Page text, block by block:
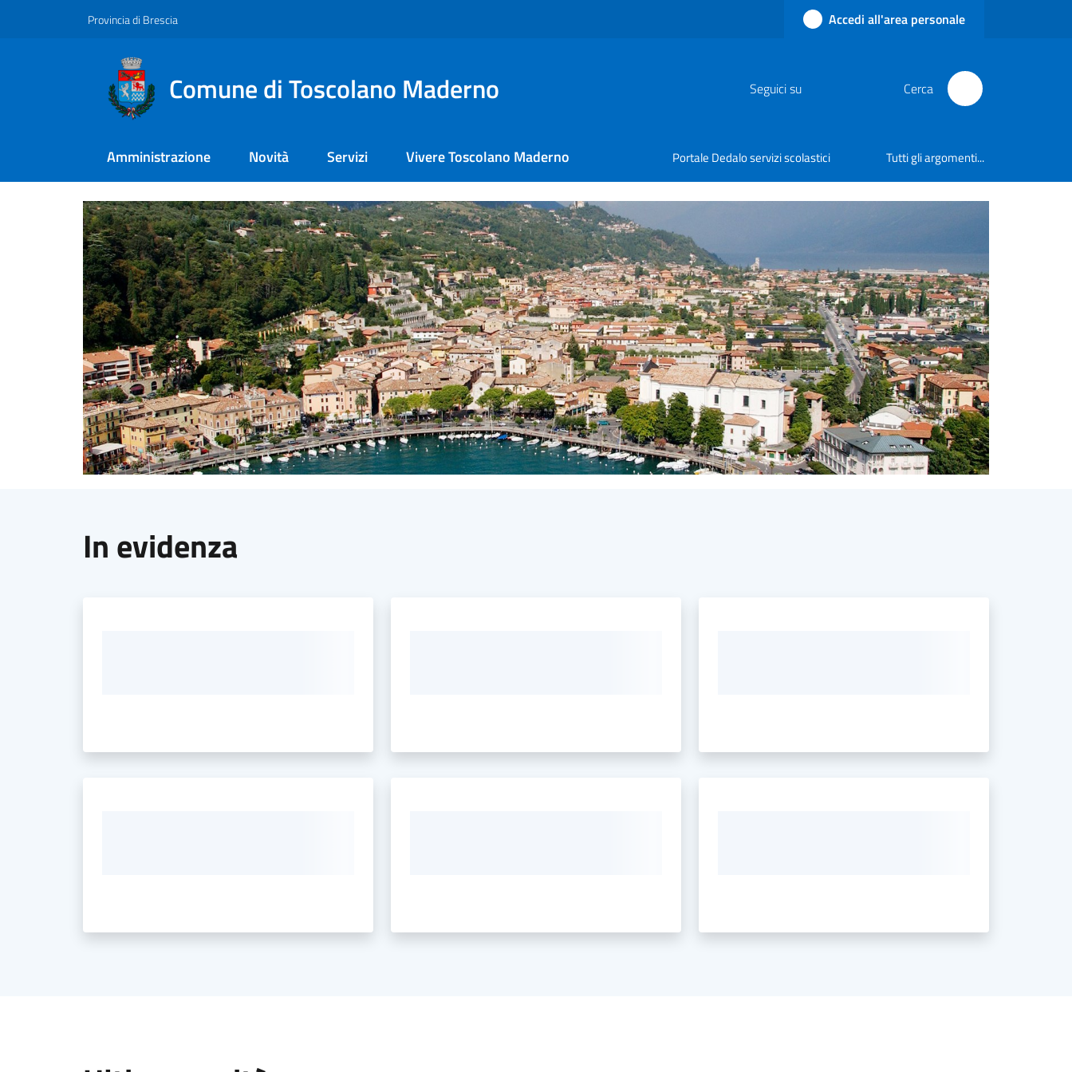
Provincia di Brescia Accedi all'area personale
Comune di Toscolano Maderno Seguici su Cerca
Amministrazione Novità Servizi Vivere Toscolano Maderno Portale Dedalo servizi scolastici Tutti gli argomenti...
Comune di Toscolano Maderno
In evidenza